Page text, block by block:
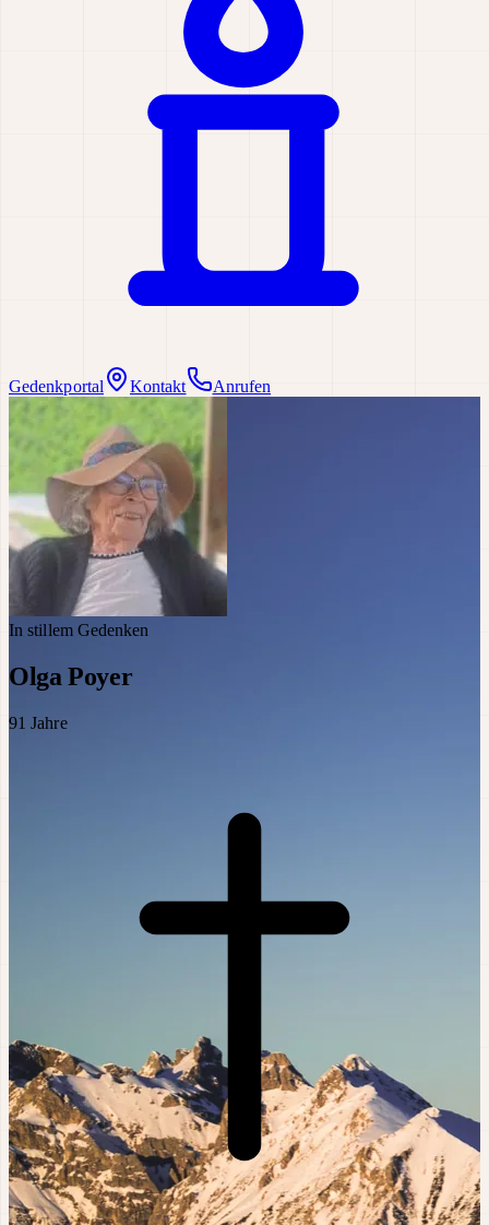
Gedenkportal Kontakt Anrufen
In stillem Gedenken
Olga Poyer
91 Jahre